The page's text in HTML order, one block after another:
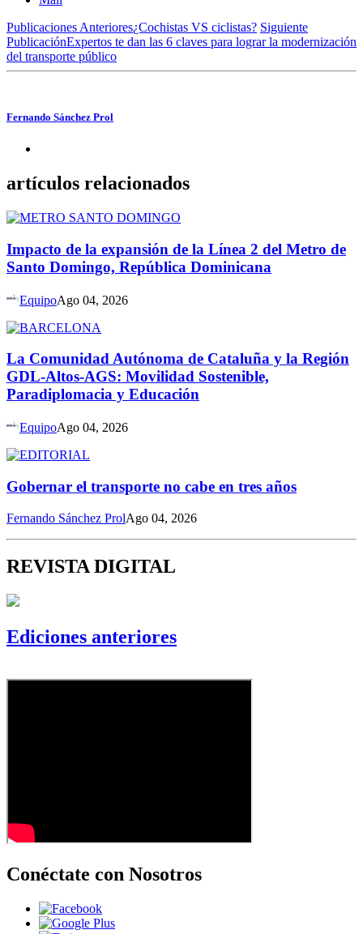
Publicaciones Anteriores¿Cochistas VS ciclistas? Siguiente
PublicaciónExpertos te dan las 6 claves para lograr la modernización
del transporte público
Fernando Sánchez Prol
artículos relacionados
Impacto de la expansión de la Línea 2 del Metro de
Santo Domingo, República Dominicana
EquipoAgo 04, 2026
La Comunidad Autónoma de Cataluña y la Región
GDL-Altos-AGS: Movilidad Sostenible,
Paradiplomacia y Educación
EquipoAgo 04, 2026
Gobernar el transporte no cabe en tres años
Fernando Sánchez ProlAgo 04, 2026
REVISTA DIGITAL
Ediciones anteriores
Conéctate con Nosotros